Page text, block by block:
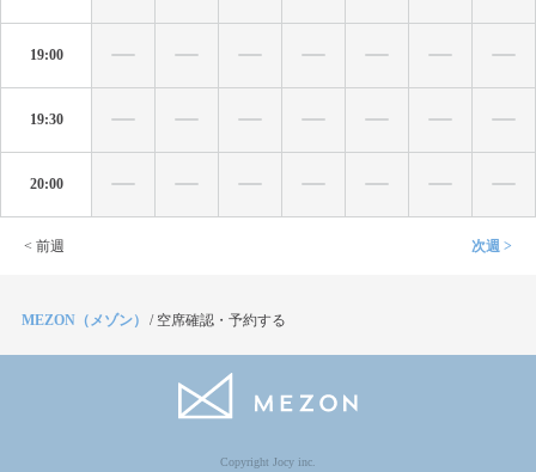
19:00
19:30
20:00
< 前週 次週 >
MEZON（メゾン） / 空席確認・予約する
Copyright Jocy inc.